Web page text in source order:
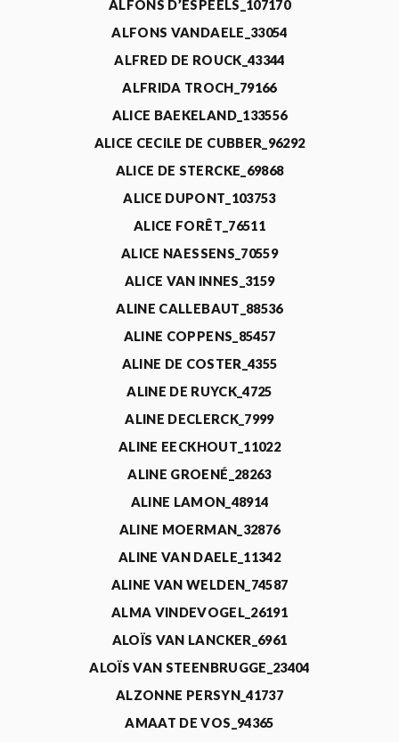
ALFONS D’ESPEELS_107170
ALFONS VANDAELE_33054
ALFRED DE ROUCK_43344
ALFRIDA TROCH_79166
ALICE BAEKELAND_133556
ALICE CECILE DE CUBBER_96292
ALICE DE STERCKE_69868
ALICE DUPONT_103753
ALICE FORÊT_76511
ALICE NAESSENS_70559
ALICE VAN INNES_3159
ALINE CALLEBAUT_88536
ALINE COPPENS_85457
ALINE DE COSTER_4355
ALINE DE RUYCK_4725
ALINE DECLERCK_7999
ALINE EECKHOUT_11022
ALINE GROENÉ_28263
ALINE LAMON_48914
ALINE MOERMAN_32876
ALINE VAN DAELE_11342
ALINE VAN WELDEN_74587
ALMA VINDEVOGEL_26191
ALOÏS VAN LANCKER_6961
ALOÏS VAN STEENBRUGGE_23404
ALZONNE PERSYN_41737
AMAAT DE VOS_94365